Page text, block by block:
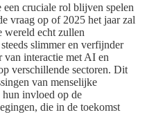
cruciale rol blijven spelen
vraag op of 2025 het jaar zal
wereld echt zullen
slimmer en verfijnder
van interactie met AI en
verschillende sectoren. Dit
van menselijke
invloed op de
die in de toekomst